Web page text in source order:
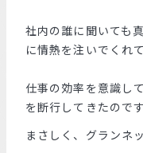
社内の誰に聞いても
に情熱を注いでくれ
仕事の効率を意識し
を断行してきたのです
まさしく、グランネ